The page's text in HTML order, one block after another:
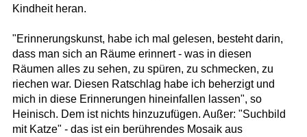
Kindheit heran.
"Erinnerungskunst, habe ich mal gelesen, besteht darin,
dass man sich an Räume erinnert - was in diesen
Räumen alles zu sehen, zu spüren, zu schmecken, zu
riechen war. Diesen Ratschlag habe ich beherzigt und
mich in diese Erinnerungen hineinfallen lassen", so
Heinisch. Dem ist nichts hinzuzufügen. Außer: "Suchbild
mit Katze" - das ist ein berührendes Mosaik aus